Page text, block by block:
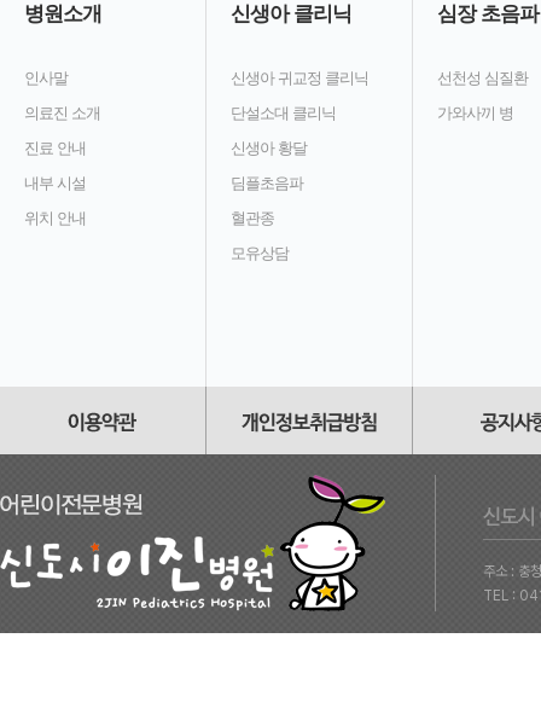
병원소개
인사말
의료진 소개
진료 안내
내부 시설
위치 안내
신생아 클리닉
신생아 귀교정 클리닉
단설소대 클리닉
신생아 황달
딤플초음파
혈관종
모유상담
심장 초음파
선천성 심질환
가와사끼 병
주소 : 충
TEL :